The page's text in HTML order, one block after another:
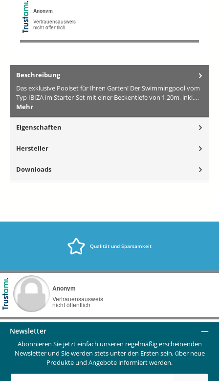
Beschreibung
Das exklusive Poolset für Ihren Garten! Der Swimmingpool vom
Typ IBIZA im Starter-Set mit einer Beckentiefe von 1,20m, inkl.…
Mehr
Eigenschaften
Hersteller
Downloads
Qualität und Sparsamkeit
Newsletter
Abonnieren Sie jetzt einfach unseren regelmäßig erscheinenden
Newsletter und Sie werden stets unter den Ersten sein, über neue
Produkte und Angebote informiert werden.